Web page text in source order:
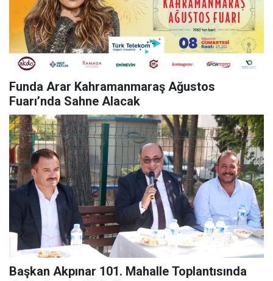
Funda Arar Kahramanmaraş Ağustos
Fuarı’nda Sahne Alacak
Başkan Akpınar 101. Mahalle Toplantısında